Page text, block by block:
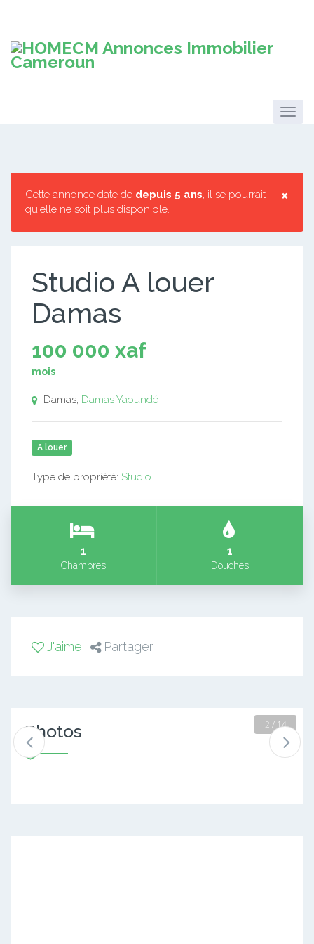
×
Cette annonce date de depuis 5 ans, il se pourrait
qu'elle ne soit plus disponible.
Studio A louer
Damas
100 000 xaf
mois
Damas, DamasYaoundé
A louer
Type de propriété: Studio
1
Chambres
1
Douches
J'aime Partager
Photos 2 / 14